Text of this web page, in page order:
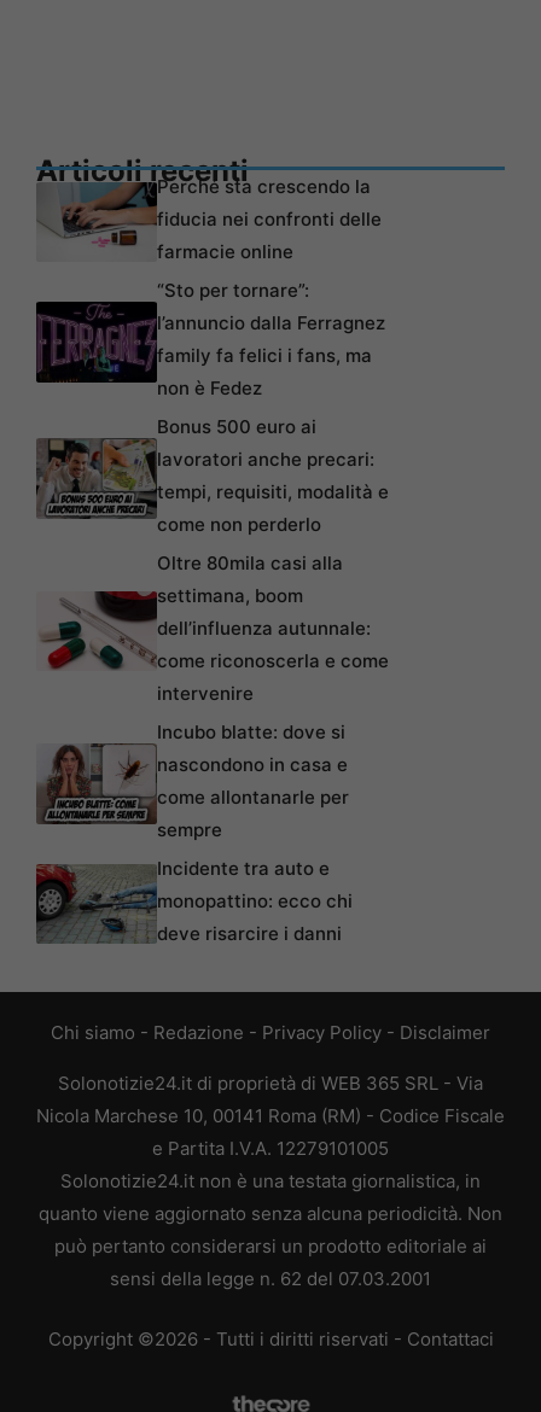
Articoli recentiPerché sta crescendo la
fiducia nei confronti delle
farmacie online
“Sto per tornare”:
l’annuncio dalla Ferragnez
family fa felici i fans, ma
non è Fedez
Bonus 500 euro ai
lavoratori anche precari:
tempi, requisiti, modalità e
come non perderlo
Oltre 80mila casi alla
settimana, boom
dell’influenza autunnale:
come riconoscerla e come
intervenire
Incubo blatte: dove si
nascondono in casa e
come allontanarle per
sempre
Incidente tra auto e
monopattino: ecco chi
deve risarcire i danni
Chi siamo - Redazione - Privacy Policy - Disclaimer
Solonotizie24.it di proprietà di WEB 365 SRL - Via
Nicola Marchese 10, 00141 Roma (RM) - Codice Fiscale
e Partita I.V.A. 12279101005
Solonotizie24.it non è una testata giornalistica, in
quanto viene aggiornato senza alcuna periodicità. Non
può pertanto considerarsi un prodotto editoriale ai
sensi della legge n. 62 del 07.03.2001
Copyright ©2026 - Tutti i diritti riservati - Contattaci